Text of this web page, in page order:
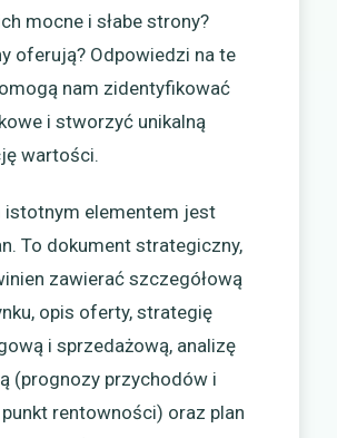
mocne i słabe strony?
oferują? Odpowiedzi na te
nam zidentyfikować
i stworzyć unikalną
wartości.
istotnym elementem jest
To dokument strategiczny,
zawierać szczegółową
opis oferty, strategię
i sprzedażową, analizę
(prognozy przychodów i
rentowności) oraz plan